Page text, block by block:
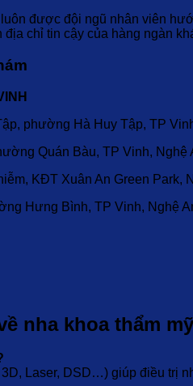
được đội ngũ nhân viên
địa chỉ tin cậy của hàng ngàn
phường Hà Huy Tập, TP
Quán Bàu, TP Vinh, Nghệ
KĐT Xuân An Green Park,
Hưng Bình, TP Vinh, Nghệ
nha khoa thẩm
Laser, DSD…) giúp điều trị